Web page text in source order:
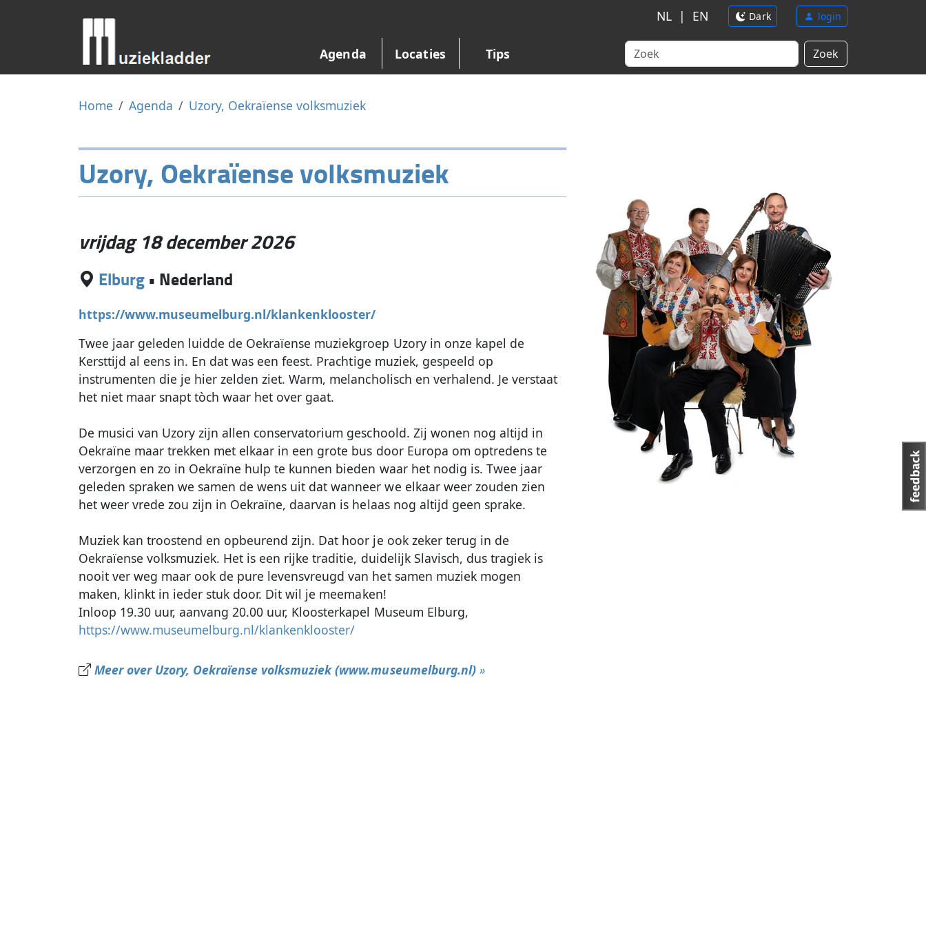
NL | EN Dark login
Agenda Locaties Tips Zoek
Home Agenda Uzory, Oekraïense volksmuziek
Uzory, Oekraïense volksmuziek
vrijdag 18 december 2026
Elburg • Nederland
https://www.museumelburg.nl/klankenklooster/
Twee jaar geleden luidde de Oekraïense muziekgroep Uzory in onze kapel de
Kersttijd al eens in. En dat was een feest. Prachtige muziek, gespeeld op
instrumenten die je hier zelden ziet. Warm, melancholisch en verhalend. Je verstaat
het niet maar snapt tòch waar het over gaat.
De musici van Uzory zijn allen conservatorium geschoold. Zij wonen nog altijd in
Oekraïne maar trekken met elkaar in een grote bus door Europa om optredens te
verzorgen en zo in Oekraïne hulp te kunnen bieden waar het nodig is. Twee jaar
geleden spraken we samen de wens uit dat wanneer we elkaar weer zouden zien
het weer vrede zou zijn in Oekraïne, daarvan is helaas nog altijd geen sprake.
Muziek kan troostend en opbeurend zijn. Dat hoor je ook zeker terug in de
Oekraïense volksmuziek. Het is een rijke traditie, duidelijk Slavisch, dus tragiek is
nooit ver weg maar ook de pure levensvreugd van het samen muziek mogen
maken, klinkt in ieder stuk door. Dit wil je meemaken!
Inloop 19.30 uur, aanvang 20.00 uur, Kloosterkapel Museum Elburg,
https://www.museumelburg.nl/klankenklooster/
Meer over Uzory, Oekraïense volksmuziek (www.museumelburg.nl)»